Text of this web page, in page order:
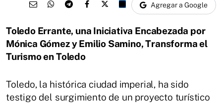
Agregar a Google
Toledo Errante, una Iniciativa Encabezada por
Mónica Gómez y Emilio Samino, Transforma el
Turismo en Toledo
Toledo, la histórica ciudad imperial, ha sido
testigo del surgimiento de un proyecto turístico